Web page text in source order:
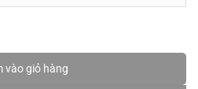
𝐓𝐡𝐞 𝐒𝐞𝐫𝐞𝐧𝐝𝐢𝐩𝐢𝐭𝐲 MATERA S925 thiết
vào giỏ hàng